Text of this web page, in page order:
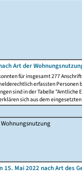
Art der
für insgesamt 277
erfassten
sind in der Tabelle
sich aus dem
15. Mai 2022 nach Art des